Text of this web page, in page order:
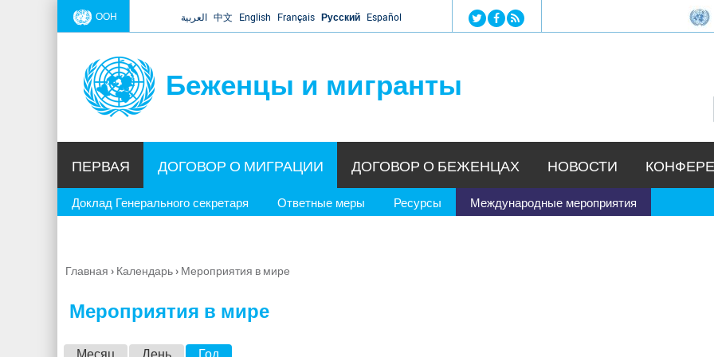
Jump to navigation
ООН العربية 中文 English Français Русский Español
Беженцы и мигранты
ПЕРВАЯ ДОГОВОР О МИГРАЦИИ
Доклад Генерального секретаря Ответные меры Ресурсы Международные мероприятия
ДОГОВОР О БЕЖЕНЦАХ НОВОСТИ
Вы
Главная › Календарь› Мероприятия в мире
Мероприятия в мире